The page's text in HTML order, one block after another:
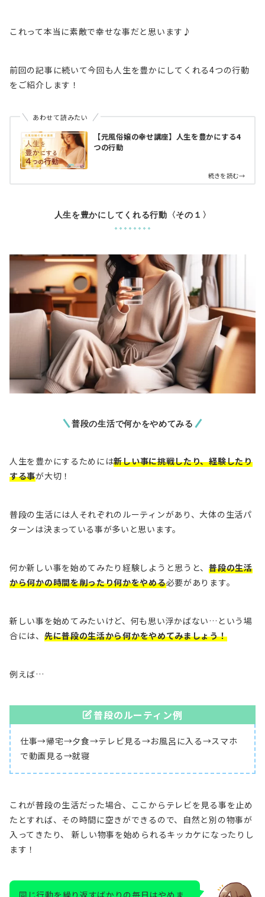
これって本当に素敵で幸せな事だと思います♪
前回の記事に続いて今回も人生を豊かにしてくれる4つの行動
をご紹介します！
あわせて読みたい
【元風俗嬢の幸せ講座】人生を豊かにする4
つの行動
続きを読む→
人生を豊かにしてくれる行動〈その１〉
普段の生活で何かをやめてみる
人生を豊かにするためには新しい事に挑戦したり、経験したり
する事が大切！
普段の生活には人それぞれのルーティンがあり、大体の生活パ
ターンは決まっている事が多いと思います。
何か新しい事を始めてみたり経験しようと思うと、普段の生活
から何かの時間を削ったり何かをやめる必要があります。
新しい事を始めてみたいけど、何も思い浮かばない…という場
合には、 先に普段の生活から何かをやめてみましょう！
例えば…
普段のルーティン例
仕事→帰宅→夕食→テレビ見る→お風呂に入る→スマホ
で動画見る→就寝
これが普段の生活だった場合、ここからテレビを見る事を止め
たとすれば、その時間に空きができるので、自然と別の物事が
入ってきたり、 新しい物事を始められるキッカケになったりし
ます！
同じ行動を繰り返すばかりの毎日はやめま